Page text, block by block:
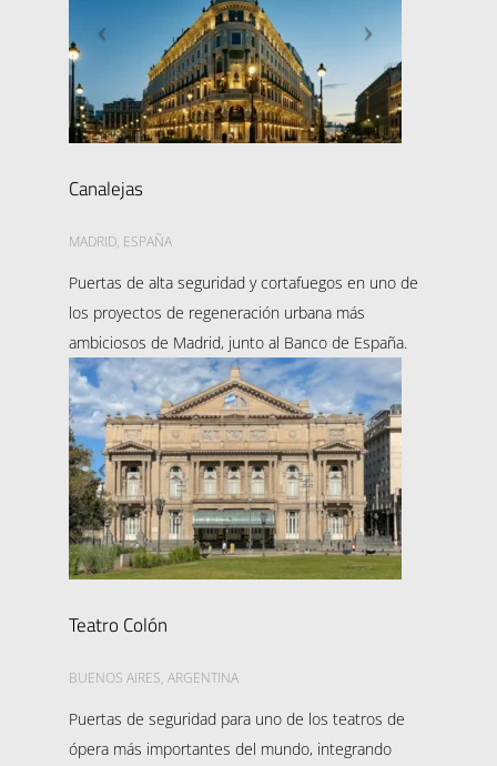
Canalejas
MADRID, ESPAÑA
Puertas de alta seguridad y cortafuegos en uno de
los proyectos de regeneración urbana más
ambiciosos de Madrid, junto al Banco de España.
Teatro Colón
BUENOS AIRES, ARGENTINA
Puertas de seguridad para uno de los teatros de
ópera más importantes del mundo, integrando